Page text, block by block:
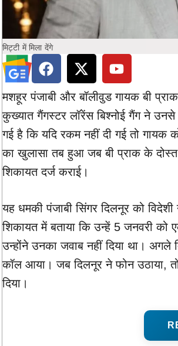
मिट्टी में मिला देंगे
मशहूर पंजाबी और बॉलीवुड गायक बी
कुख्यात गैंगस्टर लॉरेंस बिश्नोई गैंग ने उनसे
गई है कि यदि रकम नहीं दी गई तो
का खुलासा तब हुआ जब बी प्राक के दोस्त
शिकायत दर्ज कराई।
यह धमकी पंजाबी सिंगर दिलनूर को
शिकायत में बताया कि उन्हें 5 जनवरी
उन्होंने उनका जवाब नहीं दिया था।
कॉल आया। जब दिलनूर ने फोन उठाया,
दिया।